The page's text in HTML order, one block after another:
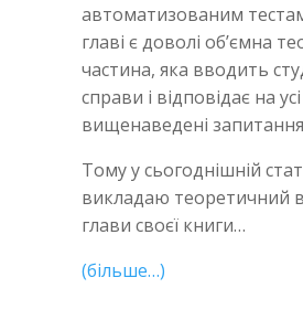
автоматизованим
главі є доволі об’ємна
частина, яка вводить
справи і відповідає на усі
вищенаведені
Тому у сьогоднішній
викладаю теоретичний
глави своєї книги…
(більше…)